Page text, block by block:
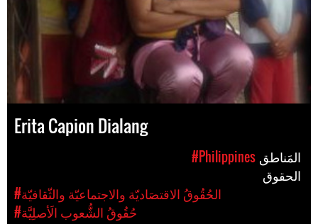
Erita Capion Dialang
#Philippines
#الحُقُوقُ الاقتصَاديّة والاجتماعيّة والثّقافيّة
#حُقُوقُ الشُّعوب الَأصلِيَّة